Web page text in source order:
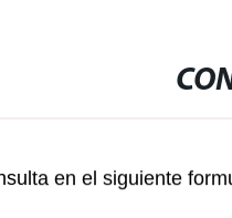
en el siguiente